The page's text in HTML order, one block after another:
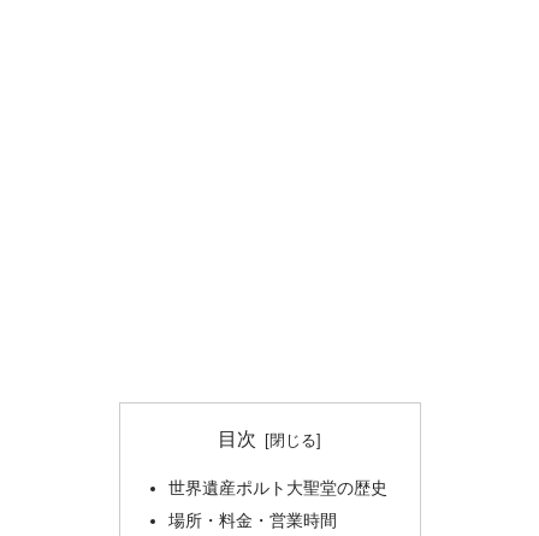
目次
世界遺産ポルト大聖堂の歴史
場所・料金・営業時間